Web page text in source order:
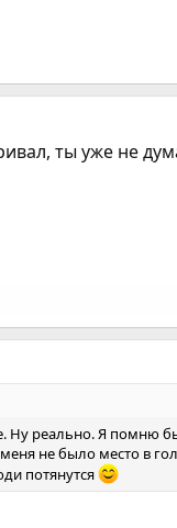
ты уже не
Ну реально. Я помню
не было место в
потянутся